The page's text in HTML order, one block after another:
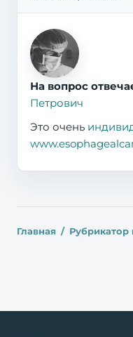
На вопрос
Петрович
Это очень
Главная Рубрикатор